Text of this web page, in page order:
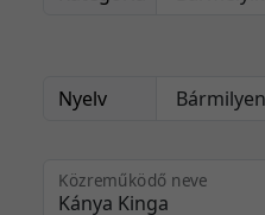
Nyelv
Közreműködő neve